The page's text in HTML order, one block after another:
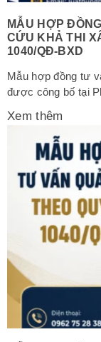
MẪU HỢP
CỨU KHẢ THI
1040/QĐ-BXD
Mẫu hợp đồng tư
được công bố tại
công bố mẫu hợp
Hùng Phí cung
Xem thêm